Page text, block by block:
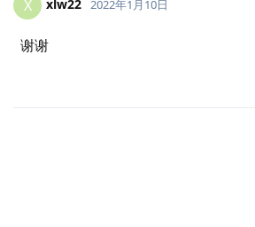
X xlw22 2022年1月10日
谢谢